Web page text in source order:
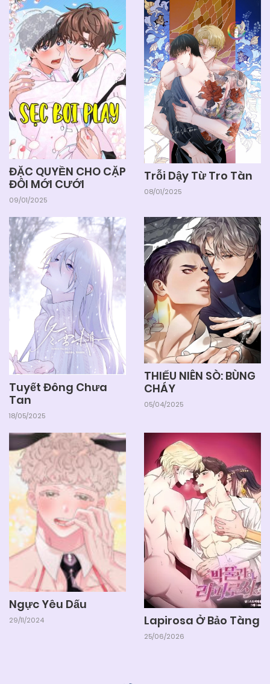
ĐẶC QUYỀN CHO CẶP
ĐÔI MỚI CƯỚI
09/01/2025
Trỗi Dậy Từ Tro Tàn
08/01/2025
Tuyết Đông Chưa
Tan
18/05/2025
THIẾU NIÊN SÒ: BÙNG
CHÁY
05/04/2025
Ngực Yêu Dấu
29/11/2024 Lapirosa Ở Bảo Tàng
25/06/2026